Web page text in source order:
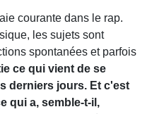
courante dans le rap.
les sujets sont
spontanées et parfois
ce qui vient de se
derniers jours. Et c'est
qui a, semble-t-il,